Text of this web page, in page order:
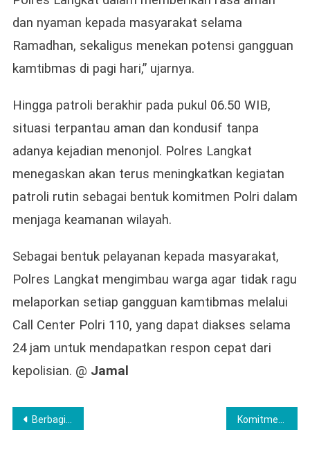
dan nyaman kepada masyarakat selama
Ramadhan, sekaligus menekan potensi gangguan
kamtibmas di pagi hari,” ujarnya.
Hingga patroli berakhir pada pukul 06.50 WIB,
situasi terpantau aman dan kondusif tanpa
adanya kejadian menonjol. Polres Langkat
menegaskan akan terus meningkatkan kegiatan
patroli rutin sebagai bentuk komitmen Polri dalam
menjaga keamanan wilayah.
Sebagai bentuk pelayanan kepada masyarakat,
Polres Langkat mengimbau warga agar tidak ragu
melaporkan setiap gangguan kamtibmas melalui
Call Center Polri 110, yang dapat diakses selama
24 jam untuk mendapatkan respon cepat dari
kepolisian. @ Jamal
Post
Berbagi di Bulan Suci Ramadhan, Kapolres dan Wakapolres Musi Rawas Bagi Takjil Kepada Pengguna Jalan